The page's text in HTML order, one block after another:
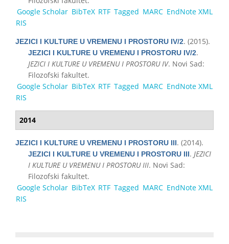
Google Scholar BibTeX RTF Tagged MARC EndNote XML
RIS
JEZICI I KULTURE U VREMENU I PROSTORU IV/2. (2015).
JEZICI I KULTURE U VREMENU I PROSTORU IV/2.
JEZICI I KULTURE U VREMENU I PROSTORU IV. Novi Sad:
Filozofski fakultet.
Google Scholar BibTeX RTF Tagged MARC EndNote XML
RIS
2014
JEZICI I KULTURE U VREMENU I PROSTORU III. (2014).
JEZICI I KULTURE U VREMENU I PROSTORU III. JEZICI
I KULTURE U VREMENU I PROSTORU III. Novi Sad:
Filozofski fakultet.
Google Scholar BibTeX RTF Tagged MARC EndNote XML
RIS